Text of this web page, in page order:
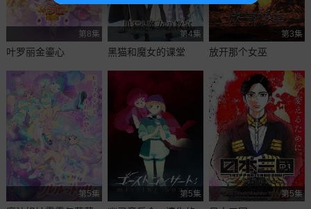
第8集
叶罗丽金鎏心
第4集
黑猫和魔女的课堂
第3集
放开那个女巫
第5集 第5集 第5集